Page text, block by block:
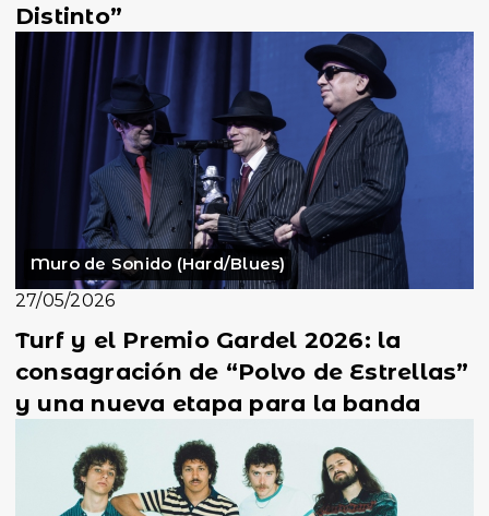
Distinto”
Muro de Sonido (Hard/Blues)
27/05/2026
Turf y el Premio Gardel 2026: la
consagración de “Polvo de Estrellas”
y una nueva etapa para la banda